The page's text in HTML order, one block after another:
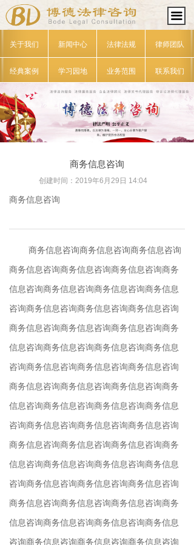
끀
关于我们 新闻中心 法律法规 律师团队
经典案例 学习园地 业务范围 联系我们
商务信息咨询
创建时间： 2019年6月29日 14:04
商务信息咨询
商务信息咨询商务信息咨询商务信息咨询
商务信息咨询商务信息咨询商务信息咨询商务
信息咨询商务信息咨询商务信息咨询商务信息
咨询商务信息咨询商务信息咨询商务信息咨询
商务信息咨询商务信息咨询商务信息咨询商务
信息咨询商务信息咨询商务信息咨询商务信息
咨询商务信息咨询商务信息咨询商务信息咨询
商务信息咨询商务信息咨询商务信息咨询商务
信息咨询商务信息咨询商务信息咨询商务信息
咨询商务信息咨询商务信息咨询商务信息咨询
商务信息咨询商务信息咨询商务信息咨询商务
信息咨询商务信息咨询商务信息咨询商务信息
咨询商务信息咨询商务信息咨询商务信息咨询
商务信息咨询商务信息咨询商务信息咨询商务
信息咨询商务信息咨询商务信息咨询商务信息
咨询商务信息咨询商务信息咨询商务信息咨询